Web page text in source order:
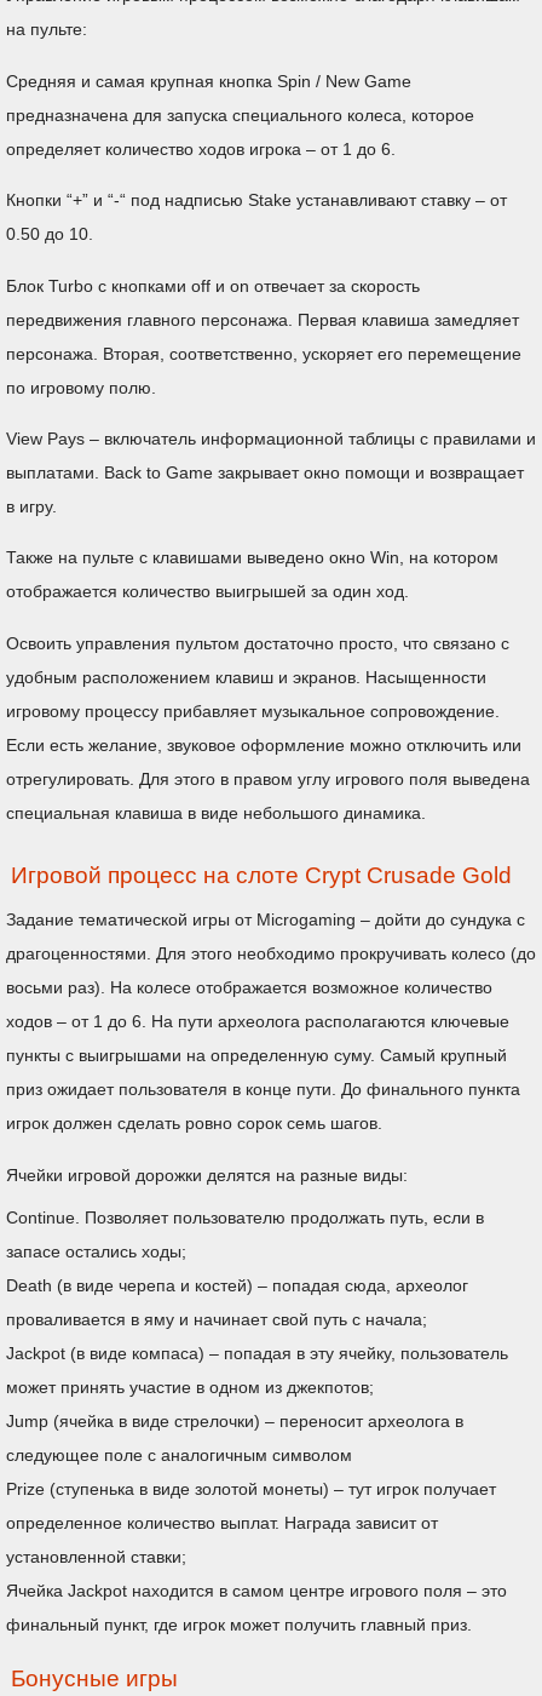
на пульте:
Средняя и самая крупная кнопка Spin / New Game
предназначена для запуска специального колеса, которое
определяет количество ходов игрока – от 1 до 6.
Кнопки “+” и “-“ под надписью Stake устанавливают ставку – от
0.50 до 10.
Блок Turbo c кнопками off и on отвечает за скорость
передвижения главного персонажа. Первая клавиша замедляет
персонажа. Вторая, соответственно, ускоряет его перемещение
по игровому полю.
View Pays – включатель информационной таблицы с правилами и
выплатами. Back to Game закрывает окно помощи и возвращает
в игру.
Также на пульте с клавишами выведено окно Win, на котором
отображается количество выигрышей за один ход.
Освоить управления пультом достаточно просто, что связано с
удобным расположением клавиш и экранов. Насыщенности
игровому процессу прибавляет музыкальное сопровождение.
Если есть желание, звуковое оформление можно отключить или
отрегулировать. Для этого в правом углу игрового поля выведена
специальная клавиша в виде небольшого динамика.
Игровой процесс на слоте Crypt Crusade Gold
Задание тематической игры от Microgaming – дойти до сундука с
драгоценностями. Для этого необходимо прокручивать колесо (до
восьми раз). На колесе отображается возможное количество
ходов – от 1 до 6. На пути археолога располагаются ключевые
пункты с выигрышами на определенную суму. Самый крупный
приз ожидает пользователя в конце пути. До финального пункта
игрок должен сделать ровно сорок семь шагов.
Ячейки игровой дорожки делятся на разные виды:
Continue. Позволяет пользователю продолжать путь, если в
запасе остались ходы;
Death (в виде черепа и костей) – попадая сюда, археолог
проваливается в яму и начинает свой путь с начала;
Jackpot (в виде компаса) – попадая в эту ячейку, пользователь
может принять участие в одном из джекпотов;
Jump (ячейка в виде стрелочки) – переносит археолога в
следующее поле с аналогичным символом
Prize (ступенька в виде золотой монеты) – тут игрок получает
определенное количество выплат. Награда зависит от
установленной ставки;
Ячейка Jackpot находится в самом центре игрового поля – это
финальный пункт, где игрок может получить главный приз.
Бонусные игры